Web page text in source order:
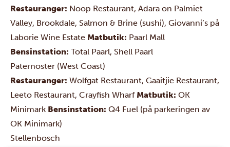
Restauranger: Noop Restaurant, Adara on Palmiet
Valley, Brookdale, Salmon & Brine (sushi), Giovanni’s på
Laborie Wine Estate Matbutik: Paarl Mall
Bensinstation: Total Paarl, Shell Paarl
Paternoster (West Coast)
Restauranger: Wolfgat Restaurant, Gaaitjie Restaurant,
Leeto Restaurant, Crayfish Wharf Matbutik: OK
Minimark Bensinstation: Q4 Fuel (på parkeringen av
OK Minimark)
Stellenbosch